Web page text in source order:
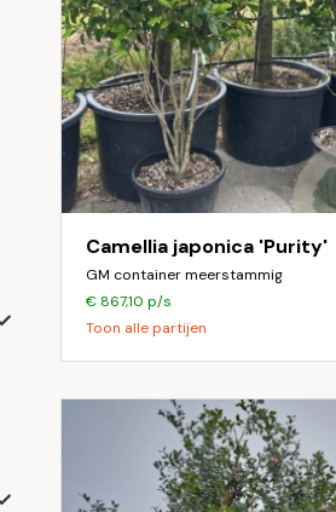
Camellia japonica 'Purity'
GM container meerstammig
€ 867,10 p/s
Toon alle partijen